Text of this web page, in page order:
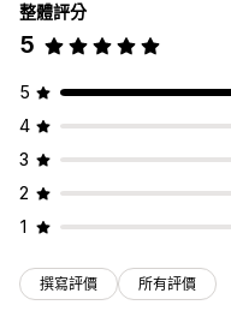
整體評分
5
5
4
3
2
1
撰寫評價 所有評價